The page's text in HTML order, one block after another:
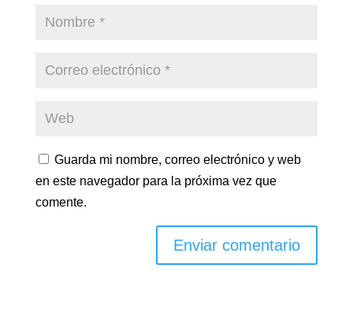
Guarda mi nombre, correo electrónico y web
en este navegador para la próxima vez que
comente.